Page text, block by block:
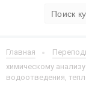
Главная
химическому
водоотведения,